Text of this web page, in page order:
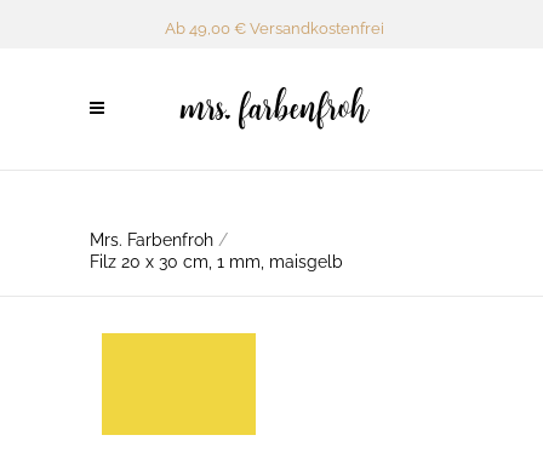
Ab 49,00 € Versandkostenfrei
Mrs. Farbenfroh /
Filz 20 x 30 cm, 1 mm, maisgelb